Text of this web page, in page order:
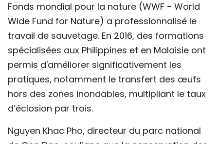
Fonds mondial pour la nature (WWF - World
Wide Fund for Nature) a professionnalisé le
travail de sauvetage. En 2016, des formations
spécialisées aux Philippines et en Malaisie ont
permis d'améliorer significativement les
pratiques, notamment le transfert des œufs
hors des zones inondables, multipliant le taux
d’éclosion par trois.
Nguyen Khac Pho, directeur du parc national